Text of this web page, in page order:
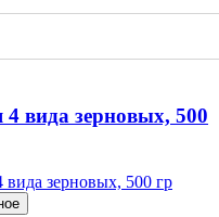
вида зерновых, 500